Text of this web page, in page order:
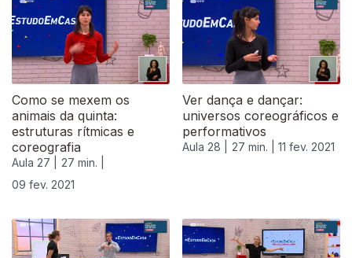
Como se mexem os
animais da quinta:
estruturas rítmicas e
coreografia
Aula 27 |
27 min. |
09 fev. 2021
Ver dança e dançar:
universos coreográficos e
performativos
Aula 28 | 27 min. | 11 fev. 2021